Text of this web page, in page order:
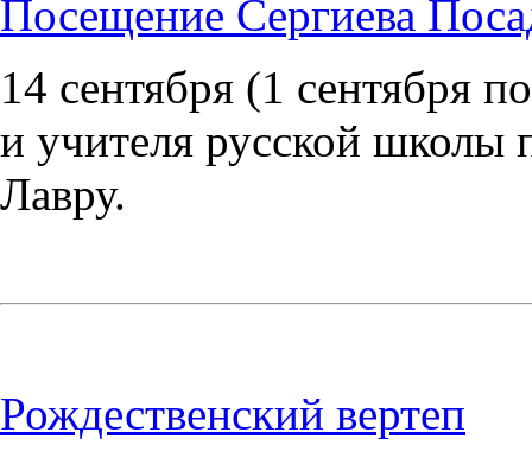
Посещение Сергиева
14 сентября (1 сентября
и учителя русской школы
Лавру.
Рождественский вертеп